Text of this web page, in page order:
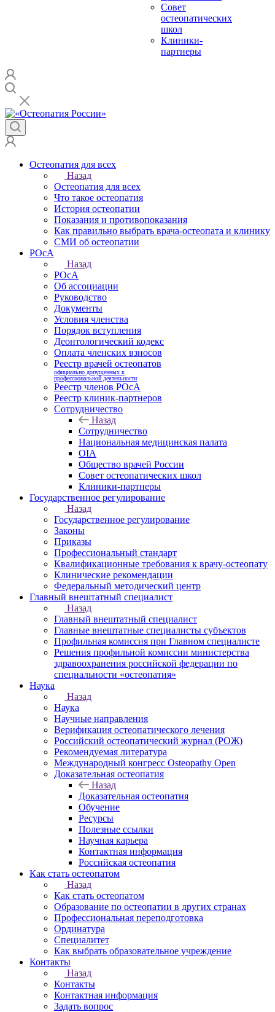
Совет
остеопатических
школ
Клиники-
партнеры
Остеопатия для всех
Назад
Остеопатия для всех
Что такое остеопатия
История остеопатии
Показания и противопоказания
Как правильно выбрать врача-остеопата и клинику
СМИ об остеопатии
РОсА
Назад
РОсА
Об ассоциации
Руководство
Документы
Условия членства
Порядок вступления
Деонтологический кодекс
Оплата членских взносов
Реестр врачей остеопатов
официально допущенных к
профессиональной деятельности
Реестр членов РОсА
Реестр клиник-партнеров
Сотрудничество
Назад
Сотрудничество
Национальная медицинская палата
OIA
Общество врачей России
Совет остеопатических школ
Клиники-партнеры
Государственное регулирование
Назад
Государственное регулирование
Законы
Приказы
Профессиональный стандарт
Квалификационные требования к врачу-остеопату
Клинические рекомендации
Федеральный методический центр
Главный внештатный специалист
Назад
Главный внештатный специалист
Главные внештатные специалисты субъектов
Профильная комиссия при Главном специалисте
Решения профильной комиссии министерства
здравоохранения российской федерации по
специальности «остеопатия»
Наука
Назад
Наука
Научные направления
Верификация остеопатического лечения
Российский остеопатический журнал (РОЖ)
Рекомендуемая литература
Международный конгресс Osteopathy Open
Доказательная остеопатия
Назад
Доказательная остеопатия
Обучение
Ресурсы
Полезные ссылки
Научная карьера
Контактная информация
Российская остеопатия
Как стать остеопатом
Назад
Как стать остеопатом
Образование по остеопатии в других странах
Профессиональная переподготовка
Ординатура
Специалитет
Как выбрать образовательное учреждение
Контакты
Назад
Контакты
Контактная информация
Задать вопрос